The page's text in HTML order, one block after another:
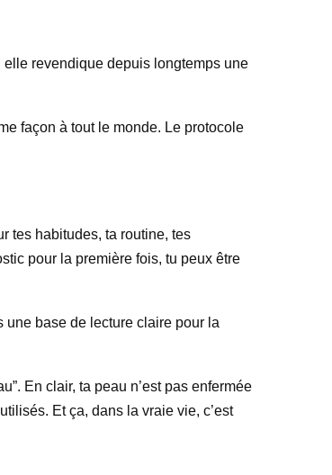
elle revendique depuis longtemps une
façon à tout le monde. Le protocole
tes habitudes, ta routine, tes
pour la première fois, tu peux être
une base de lecture claire pour la
En clair, ta peau n’est pas enfermée
Et ça, dans la vraie vie, c’est